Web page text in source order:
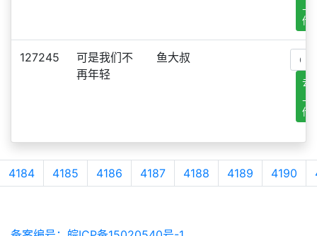
传
127245
可是我们不
再年轻
鱼大叔
去
传
4184 4185 4186 4187 4188 4189 4190